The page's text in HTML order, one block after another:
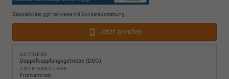
Beispielbilder, ggf. teilweise mit Sonderausstattung
Jetzt anrufen
GETRIEBE
Doppelkupplungsgetriebe (DSG)
ANTRIEBSACHSE
Frontantrieb